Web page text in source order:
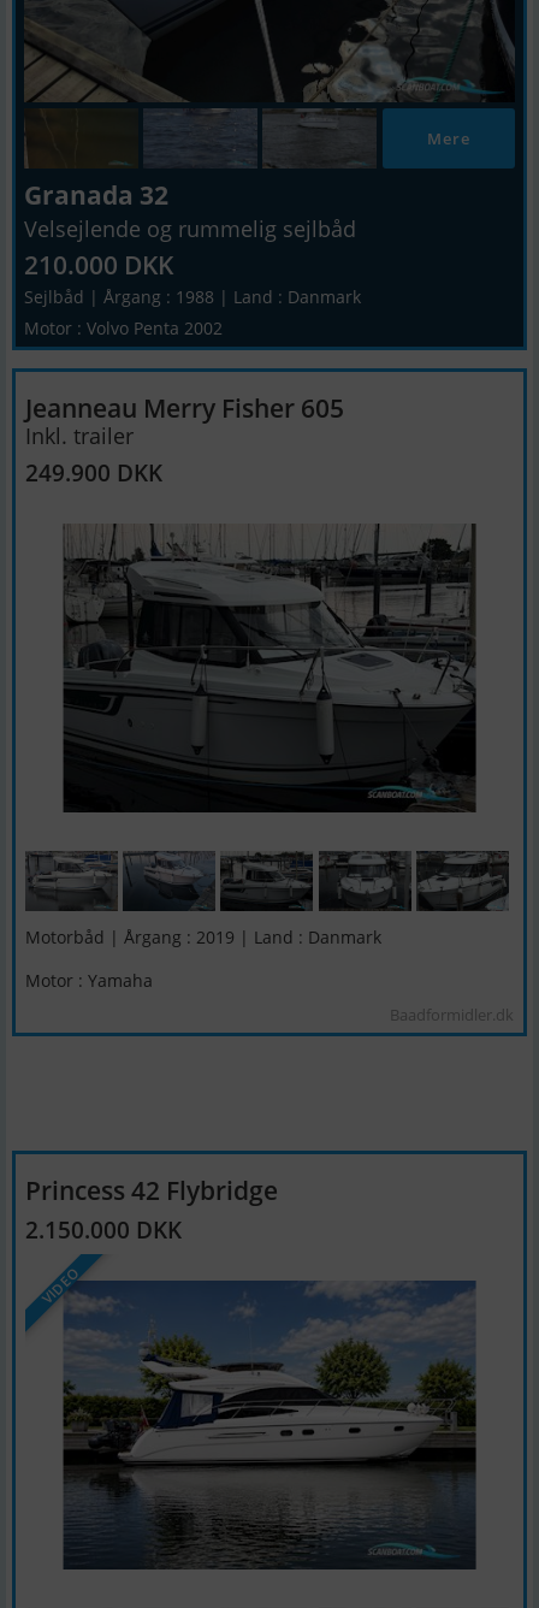
Mere
Granada 32
Velsejlende og rummelig sejlbåd
210.000 DKK
Sejlbåd | Årgang : 1988 | Land : Danmark
Motor : Volvo Penta 2002
Jeanneau Merry Fisher 605
Inkl. trailer
249.900 DKK
Motorbåd | Årgang : 2019 | Land : Danmark
Motor : Yamaha
Baadformidler.dk
Princess 42 Flybridge
2.150.000 DKK
VIDEO